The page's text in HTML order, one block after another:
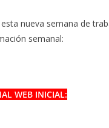
nueva semana de
semanal:
WEB INICIAL: